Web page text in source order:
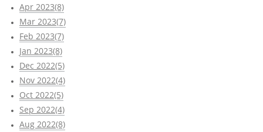
Apr 2023(8)
Mar 2023(7)
Feb 2023(7)
Jan 2023(8)
Dec 2022(5)
Nov 2022(4)
Oct 2022(5)
Sep 2022(4)
Aug 2022(8)